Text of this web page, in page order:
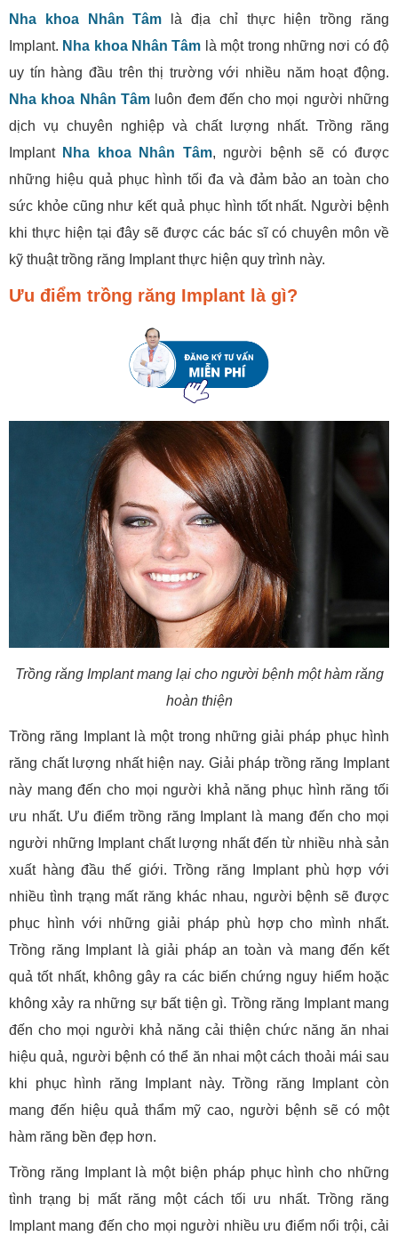
Nha khoa Nhân Tâm là địa chỉ thực hiện trồng răng
Implant. Nha khoa Nhân Tâm là một trong những nơi có độ
uy tín hàng đầu trên thị trường với nhiều năm hoạt động.
Nha khoa Nhân Tâmluôn đem đến cho mọi người những
dịch vụ chuyên nghiệp và chất lượng nhất. Trồng răng
Implant Nha khoa Nhân Tâm, người bệnh sẽ có được
những hiệu quả phục hình tối đa và đảm bảo an toàn cho
sức khỏe cũng như kết quả phục hình tốt nhất. Người bệnh
khi thực hiện tại đây sẽ được các bác sĩ có chuyên môn về
kỹ thuật trồng răng Implant thực hiện quy trình này.
Ưu điểm trồng răng Implant là gì?
Trồng răng Implant mang lại cho người bệnh một hàm răng
hoàn thiện
Trồng răng Implant là một trong những giải pháp phục hình
răng chất lượng nhất hiện nay. Giải pháp trồng răng Implant
này mang đến cho mọi người khả năng phục hình răng tối
ưu nhất. Ưu điểm trồng răng Implant là mang đến cho mọi
người những Implant chất lượng nhất đến từ nhiều nhà sản
xuất hàng đầu thế giới. Trồng răng Implant phù hợp với
nhiều tình trạng mất răng khác nhau, người bệnh sẽ được
phục hình với những giải pháp phù hợp cho mình nhất.
Trồng răng Implant là giải pháp an toàn và mang đến kết
quả tốt nhất, không gây ra các biến chứng nguy hiểm hoặc
không xảy ra những sự bất tiện gì. Trồng răng Implant mang
đến cho mọi người khả năng cải thiện chức năng ăn nhai
hiệu quả, người bệnh có thể ăn nhai một cách thoải mái sau
khi phục hình răng Implant này. Trồng răng Implant còn
mang đến hiệu quả thẩm mỹ cao, người bệnh sẽ có một
hàm răng bền đẹp hơn.
Trồng răng Implant là một biện pháp phục hình cho những
tình trạng bị mất răng một cách tối ưu nhất. Trồng răng
Implant mang đến cho mọi người nhiều ưu điểm nổi trội, cải